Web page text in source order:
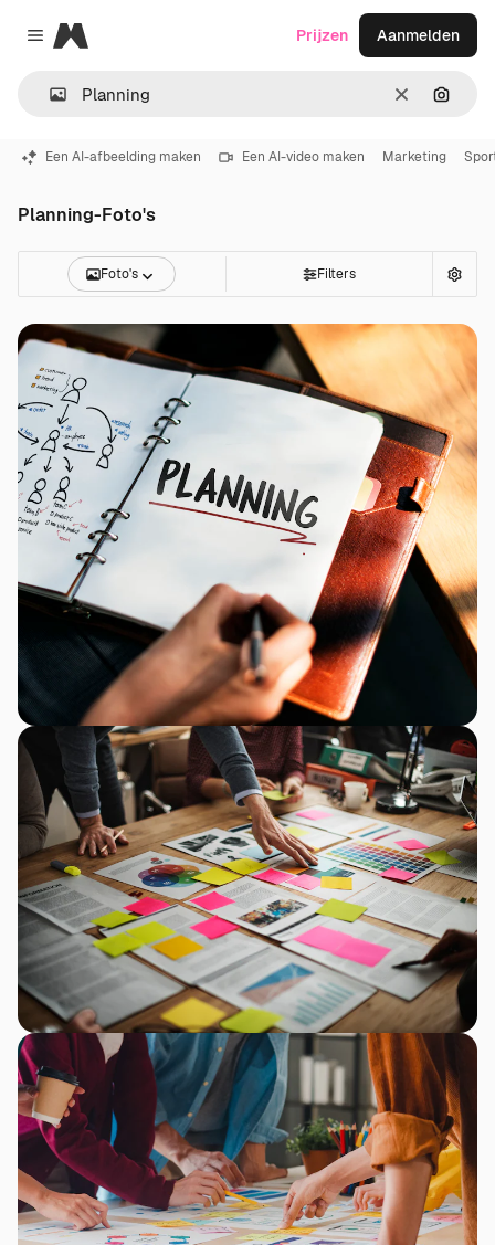
Close menu
Magnific
Wissen
Prijzen Aanmelden
Een AI-afbeelding maken Een AI-video maken Marketing
Planning-Foto's
Foto's Filters